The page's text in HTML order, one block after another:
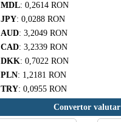
MDL: 0,2614 RON
JPY: 0,0288 RON
AUD: 3,2049 RON
CAD: 3,2339 RON
DKK: 0,7022 RON
PLN: 1,2181 RON
TRY: 0,0955 RON
Convertor valutar